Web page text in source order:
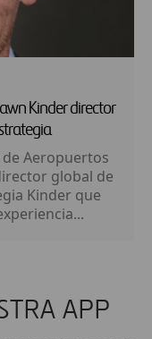
Kinder director
Aeropuertos
global de
Kinder que
APP